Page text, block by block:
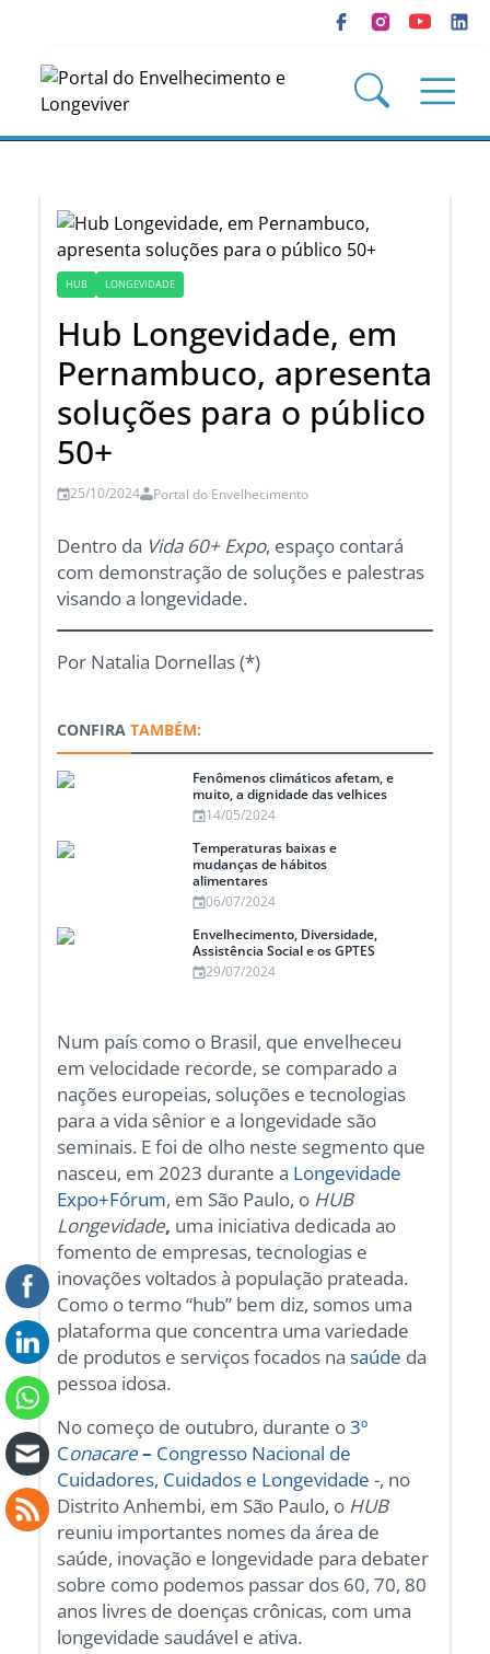
HUB LONGEVIDADE
Hub Longevidade, em
Pernambuco, apresenta
soluções para o público
50+
25/10/2024 Portal do Envelhecimento
Dentro da Vida 60+ Expo, espaço contará
com demonstração de soluções e palestras
visando a longevidade.
Por Natalia Dornellas (*)
CONFIRA TAMBÉM:
Fenômenos climáticos afetam, e
muito, a dignidade das velhices
14/05/2024
Temperaturas baixas e
mudanças de hábitos
alimentares
06/07/2024
Envelhecimento, Diversidade,
Assistência Social e os GPTES
29/07/2024
Num país como o Brasil, que envelheceu
em velocidade recorde, se comparado a
nações europeias, soluções e tecnologias
para a vida sênior e a longevidade são
seminais. E foi de olho neste segmento que
nasceu, em 2023 durante a Longevidade
Expo+Fórum, em São Paulo, o HUB
Longevidade, uma iniciativa dedicada ao
fomento de empresas, tecnologias e
inovações voltados à população prateada.
Como o termo “hub” bem diz, somos uma
plataforma que concentra uma variedade
de produtos e serviços focados nasaúde da
pessoa idosa.
No começo de outubro, durante o3º
Conacare– Congresso Nacional de
Cuidadores, Cuidados e Longevidade -, no
Distrito Anhembi, em São Paulo, o HUB
reuniu importantes nomes da área de
saúde, inovação e longevidade para debater
sobre como podemos passar dos 60, 70, 80
anos livres de doenças crônicas, com uma
longevidade saudável e ativa.